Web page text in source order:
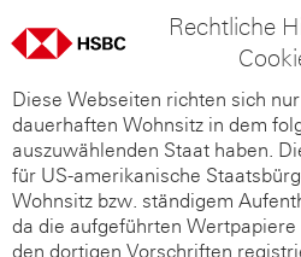
Rechtliche
Diese Webseiten richten sich
dauerhaften Wohnsitz in dem
auszuwählenden Staat haben.
für US-amerikanische
Wohnsitz bzw. ständigem
da die aufgeführten
den dortigen Vorschriften